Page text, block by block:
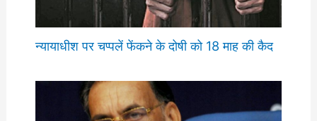
न्यायाधीश पर चप्पलें फेंकने के दोषी को 18 माह की कैद